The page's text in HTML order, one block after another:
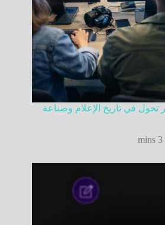
تحول في تاريخ الإعلام وصناعة
3 mins